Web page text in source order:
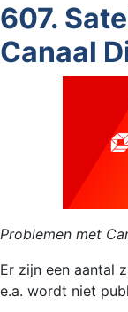
607.
Canaal
Problemen met
Er zijn een aantal
e.a. wordt niet